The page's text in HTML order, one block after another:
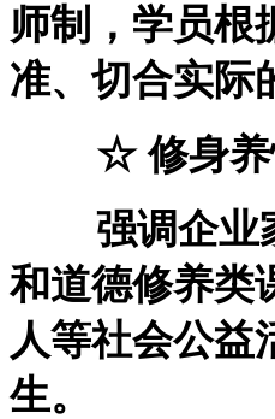
师制，学员根
准、切合实际
☆ 修身养
强调企业家
和道德修养类
人等社会公益
生。